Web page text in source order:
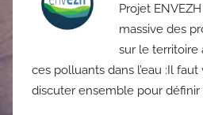
Projet
massive des
sur le territoire
ces polluants dans l’eau :Il
discuter ensemble pour définir